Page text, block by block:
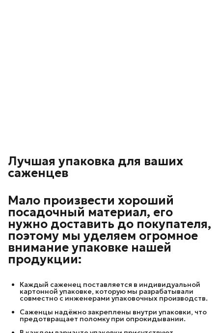
Лучшая упаковка для ваших
саженцев
Мало произвести хороший
посадочный материал, его
нужно доставить до покупателя,
поэтому мы уделяем огромное
внимание упаковке нашей
продукции:
Каждый саженец поставляется в индивидуальной
картонной упаковке, которую мы разрабатывали
совместно с инженерами упаковочных производств.
Саженцы надёжно закреплены внутри упаковки, что
предотвращает поломку при опрокидывании.